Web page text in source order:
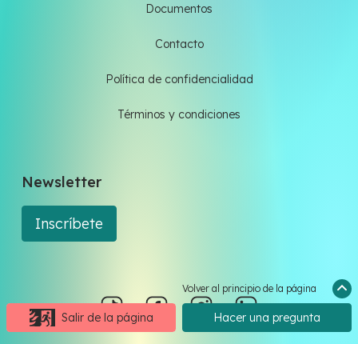
Salir de la página Hacer una pregunta
Volver al principio de la página
Documentos
Contacto
Política de confidencialidad
Términos y condiciones
Newsletter
Inscríbete